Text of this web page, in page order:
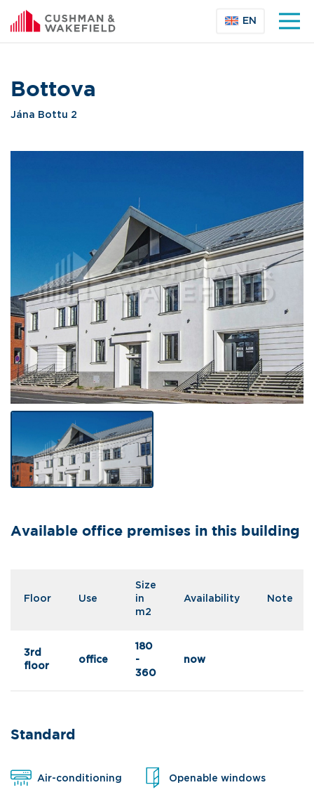
EN
Bottova
Jána Bottu 2
Available office premises in this building
Floor Use
Size
in
m2
Availability Note
3rd
floor
office
180
-
360
now
Standard
Air-conditioning Openable windows